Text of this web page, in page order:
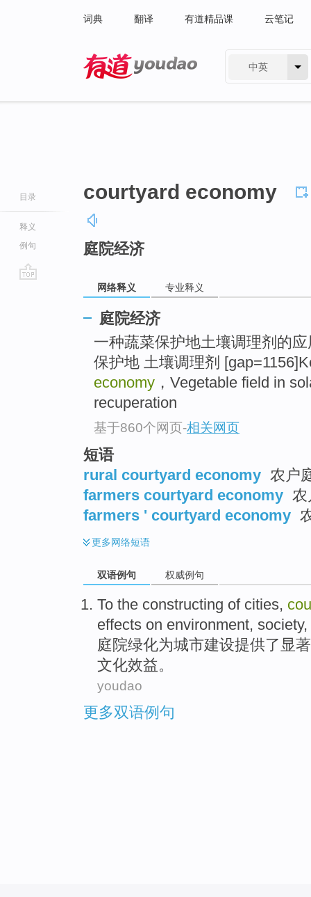
词典 翻译 有道精品课 云笔记
中英
目录
释义
例句
courtyard economy
庭院经济
网络释义 专业释义
庭院经济
一种蔬菜保护地土壤调理剂的
保护地 土壤调理剂
economy ，Vegetable field in
recuperation
基于860个网页-相关网页
短语
rural courtyard economy 农户
farmers courtyard economy 农
farmers ' courtyard economy
更多网络短语
双语例句 权威例句
To the constructing of cities,
effects on environment, society,
庭院绿化为城市建设提供了 显
文化效益。
youdao
更多双语例句